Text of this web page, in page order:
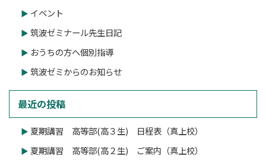
イベント
筑波ゼミナール先生日記
おうちの方へ個別指導
筑波ゼミからのお知らせ
最近の投稿
夏期講習 高等部(高３生) 日程表（真上校）
夏期講習 高等部(高２生) ご案内（真上校）